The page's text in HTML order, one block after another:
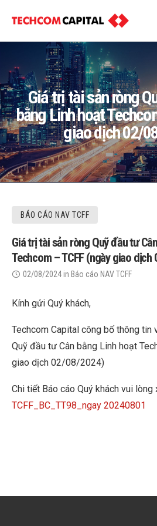
Giá trị tài sản ròng
bằng Linh hoạt
giao dịch 02/
BÁO CÁO NAV TCFF
Giá trị tài sản ròng Quỹ đầu tư
Techcom – TCFF (ngày giao
02/08/2024in Báo cáo NAV TCFF
Kính gửi Quý khách,
Techcom Capital công bố thông tin
Quỹ đầu tư Cân bằng Linh hoạt
giao dịch 02/08/2024)
Chi tiết Báo cáo Quý khách vui lòng
TCFF_BC_TT98_ngay 20240801